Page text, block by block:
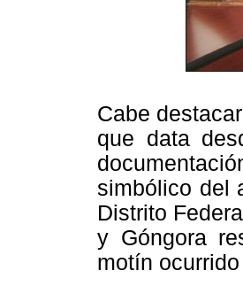
Cabe
que data
simbólico del
Distrito
y Góngora
motín